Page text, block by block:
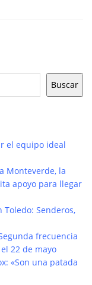
Buscar
el equipo ideal
Monteverde, la
apoyo para llegar
Senderos,
frecuencia
22 de mayo
«Son una patada